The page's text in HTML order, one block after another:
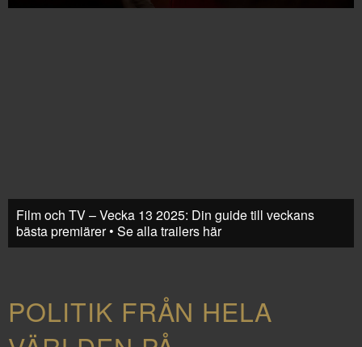
Film och TV – Vecka 13 2025: Din guide till veckans
bästa premiärer • Se alla trailers här
POLITIK FRÅN HELA